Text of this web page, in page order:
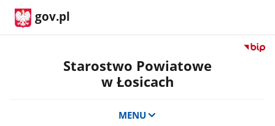
gov.pl
Przejdź
Starostwo Powiatowe
w Łosicach
MENU